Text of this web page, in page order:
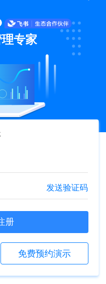
专家
发送验证码
册
免费预约演示